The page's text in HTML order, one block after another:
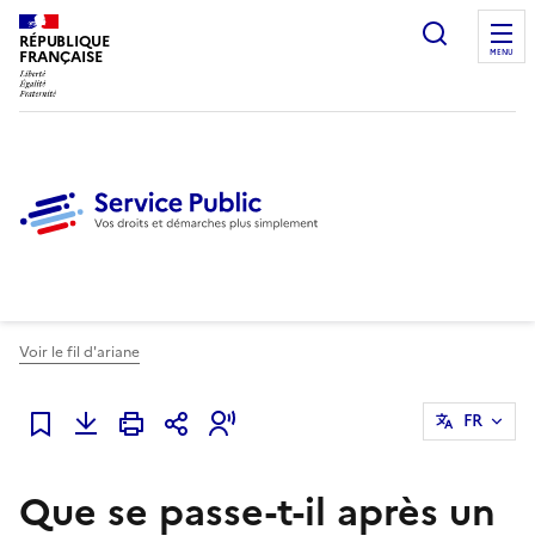
RÉPUBLIQUE
FRANÇAISE
Ouvrir
MENU
Voir le fil d'ariane
Ajouter à mes favoris
FR
Que se passe-t-il après un